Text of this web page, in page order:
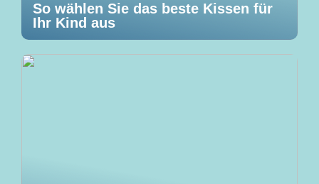
So wählen Sie das beste Kissen für
Ihr Kind aus